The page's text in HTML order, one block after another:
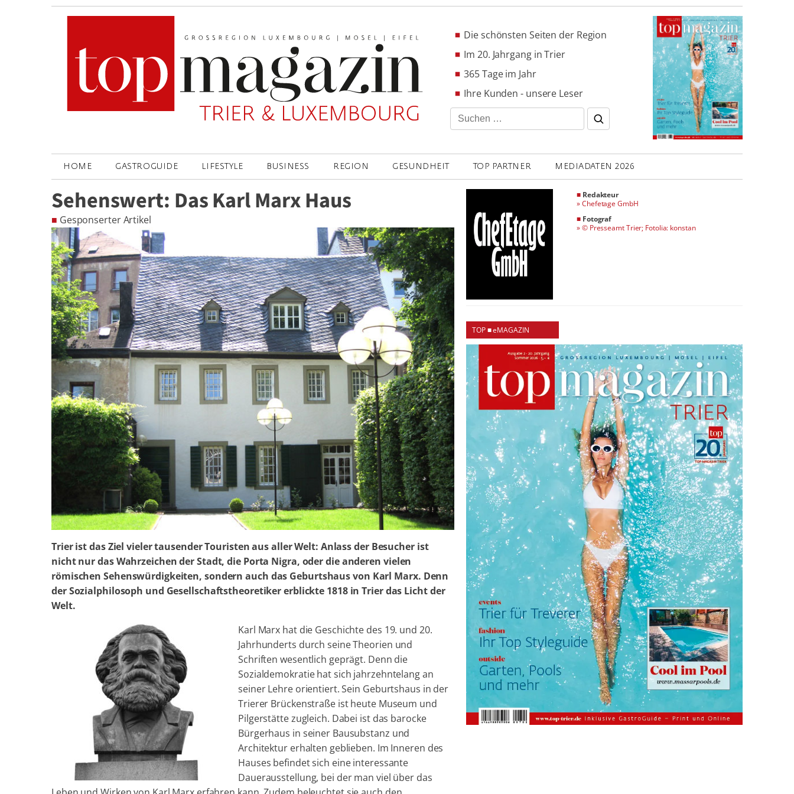
Die schönsten Seiten der Region
Im 20. Jahrgang in Trier
365 Tage im Jahr
Ihre Kunden - unsere Leser
Suchen
nach:
HOME GASTROGUIDE LIFESTYLE BUSINESS REGION GESUNDHEIT TOP PARTNER MEDIADATEN 2026
Sehenswert: Das Karl Marx Haus
■ Gesponserter Artikel
Trier ist das Ziel vieler tausender Touristen aus aller Welt: Anlass der Besucher ist
nicht nur das Wahrzeichen der Stadt, die Porta Nigra, oder die anderen vielen
römischen Sehenswürdigkeiten, sondern auch das Geburtshaus von Karl Marx. Denn
der Sozialphilosoph und Gesellschaftstheoretiker erblickte 1818 in Trier das Licht der
Welt.
Karl Marx hat die Geschichte des 19. und 20.
Jahrhunderts durch seine Theorien und
Schriften wesentlich geprägt. Denn die
Sozialdemokratie hat sich jahrzehntelang an
seiner Lehre orientiert. Sein Geburtshaus in der
Trierer Brückenstraße ist heute Museum und
Pilgerstätte zugleich. Dabei ist das barocke
Bürgerhaus in seiner Bausubstanz und
Architektur erhalten geblieben. Im Inneren des
Hauses befindet sich eine interessante
Dauerausstellung, bei der man viel über das
■ Redakteur
»Chefetage GmbH
■ Fotograf
»© Presseamt Trier; Fotolia: konstan
TOP ■ eMAGAZIN